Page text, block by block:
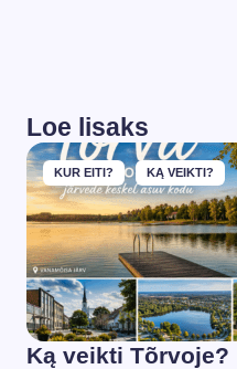
Loe lisaks
KUR EITI? KĄ VEIKTI?
Ką veikti Tõrvoje?